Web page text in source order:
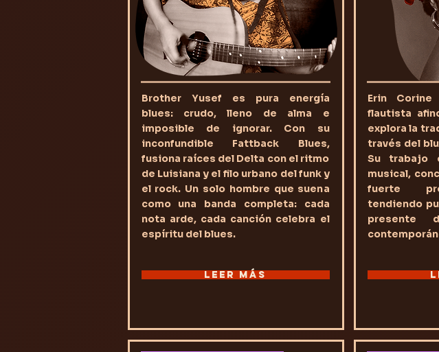
Brother Yusef es pura energía
blues: crudo, lleno de alma e
imposible de ignorar. Con su
inconfundible Fattback Blues,
fusiona raíces del Delta con el ritmo
de Luisiana y el filo urbano del funk y
el rock. Un solo hombre que suena
como una banda completa: cada
nota arde, cada canción celebra el
espíritu del blues.
LEER MÁS
Erin
flautista
explora la
través del
Su trabajo
musical,
fuerte
tendiendo
presente